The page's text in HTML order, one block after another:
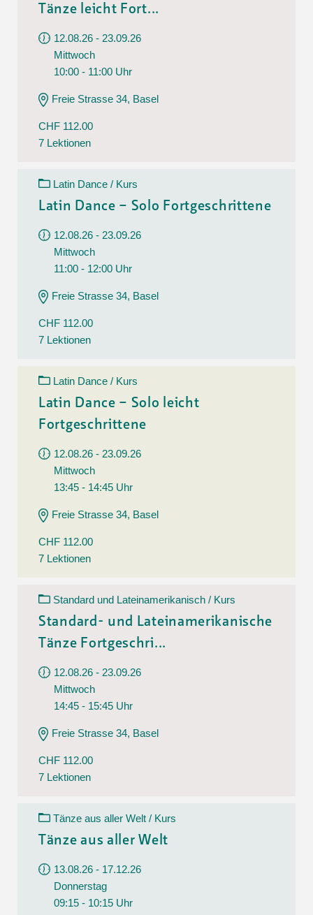
Tänze leicht Fort...
12.08.26 - 23.09.26
Mittwoch
10:00 - 11:00 Uhr
Freie Strasse 34, Basel
CHF 112.00
7 Lektionen
Latin Dance / Kurs
Latin Dance – Solo Fortgeschrittene
12.08.26 - 23.09.26
Mittwoch
11:00 - 12:00 Uhr
Freie Strasse 34, Basel
CHF 112.00
7 Lektionen
Latin Dance / Kurs
Latin Dance – Solo leicht
Fortgeschrittene
12.08.26 - 23.09.26
Mittwoch
13:45 - 14:45 Uhr
Freie Strasse 34, Basel
CHF 112.00
7 Lektionen
Standard und Lateinamerikanisch / Kurs
Standard- und Lateinamerikanische
Tänze Fortgeschri...
12.08.26 - 23.09.26
Mittwoch
14:45 - 15:45 Uhr
Freie Strasse 34, Basel
CHF 112.00
7 Lektionen
Tänze aus aller Welt / Kurs
Tänze aus aller Welt
13.08.26 - 17.12.26
Donnerstag
09:15 - 10:15 Uhr